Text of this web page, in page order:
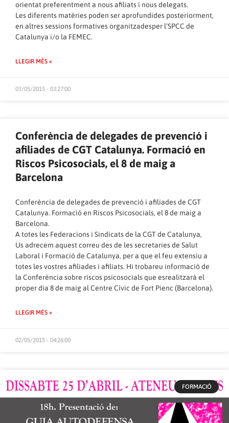
orientat preferentment a nous afiliats i nous delegats.
Les diferents matèries poden ser aprofundides posteriorment,
en altres sessions formatives organitzadesper l’SPCC de
Catalunya i/o la FEMEC.
LLEGIR MÉS »
03/05/2015 - 03:27:00
Conferència de delegades de prevenció i
afiliades de CGT Catalunya. Formació en
Riscos Psicosocials, el 8 de maig a
Barcelona
Conferència de delegades de prevenció i afiliades de CGT
Catalunya. Formació en Riscos Psicosocials, el 8 de maig a
Barcelona.
A totes les Federacions i Sindicats de la CGT de Catalunya,
Us adrecem aquest correu des de les secretaries de Salut
Laboral i Formació de Catalunya, per a que el feu extensiu a
totes les vostres afiliades i afiliats. Hi trobareu informació de
la Conferència sobre riscos psicosocials que esrealitzarà el
proper dia 8 de maig al Centre Cívic de Fort Pienc (Barcelona).
LLEGIR MÉS »
02/05/2015 - 04:26:00
FORMACIÓ